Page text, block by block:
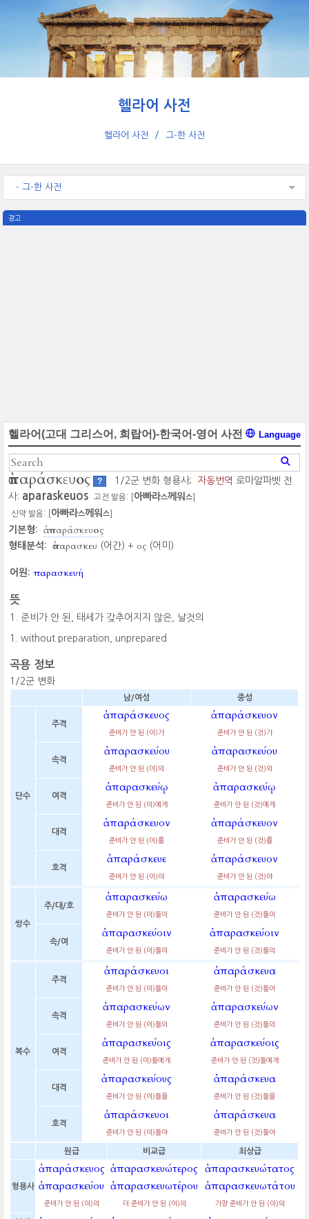
헬라어 사전
헬라어 사전 그-한 사전
- 그-한 사전
광고
헬라어(고대 그리스어, 희랍어)-한국어-영어 사전 Language
ἀπαράσκευος ? 1/2군 변화 형용사; 자동번역 로마알파벳 전
사: aparaskeuos 고전 발음: [ 아빠라스께워스
신약 발음: [ 아빠라스께워스
기본형: ἀπαράσκευος
형태분석: ἀπαρασκευ (어간) + ος (어미)
어원: παρασκευή
뜻
준비가 안 된, 태세가 갖추어지지 않은, 날것의
without preparation, unprepared
곡용 정보
1/2군 변화
남/여성 중성
단수
주격
ἀπαράσκευος
준비가 안 된 (이)가
ἀπαράσκευον
준비가 안 된 (것)가
속격
ἀπαρασκεύου
준비가 안 된 (이)의
ἀπαρασκεύου
준비가 안 된 (것)의
여격
ἀπαρασκεύῳ
준비가 안 된 (이)에게
ἀπαρασκεύῳ
준비가 안 된 (것)에게
대격
ἀπαράσκευον
준비가 안 된 (이)를
ἀπαράσκευον
준비가 안 된 (것)를
호격
ἀπαράσκευε
준비가 안 된 (이)야
ἀπαράσκευον
준비가 안 된 (것)야
쌍수
주/대/호
ἀπαρασκεύω
준비가 안 된 (이)들이
ἀπαρασκεύω
준비가 안 된 (것)들이
속/여
ἀπαρασκεύοιν
준비가 안 된 (이)들의
ἀπαρασκεύοιν
준비가 안 된 (것)들의
복수
주격
ἀπαράσκευοι
준비가 안 된 (이)들이
ἀπαράσκευα
준비가 안 된 (것)들이
속격
ἀπαρασκεύων
준비가 안 된 (이)들의
ἀπαρασκεύων
준비가 안 된 (것)들의
여격
ἀπαρασκεύοις
준비가 안 된 (이)들에게
ἀπαρασκεύοις
준비가 안 된 (것)들에게
대격
ἀπαρασκεύους
준비가 안 된 (이)들을
ἀπαράσκευα
준비가 안 된 (것)들을
호격
ἀπαράσκευοι
준비가 안 된 (이)들아
ἀπαράσκευα
준비가 안 된 (것)들아
원급 비교급 최상급
형용사
ἀπαράσκευος
ἀπαρασκεύου
준비가 안 된 (이)의
ἀπαρασκευώτερος
ἀπαρασκευωτέρου
더 준비가 안 된 (이)의
ἀπαρασκευώτατος
ἀπαρασκευωτάτου
가장 준비가 안 된 (이)의